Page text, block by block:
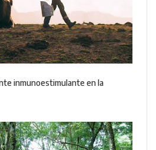
inmunoestimulante en la